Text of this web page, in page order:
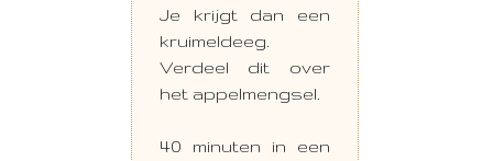
Je krijgt dan een
kruimeldeeg.
Verdeel dit over
het appelmengsel.
40 minuten in een